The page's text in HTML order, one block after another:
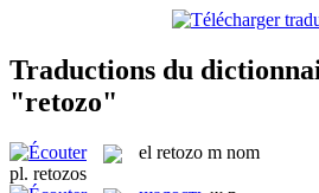
Traductions du
"retozo"
el retozo m nom
pl. retozos